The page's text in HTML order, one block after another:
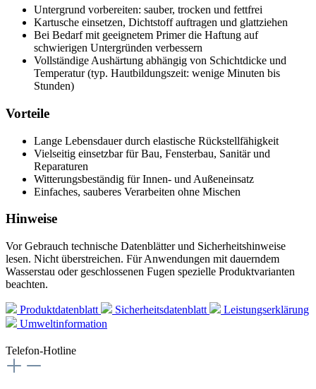
Untergrund vorbereiten: sauber, trocken und fettfrei
Kartusche einsetzen, Dichtstoff auftragen und glattziehen
Bei Bedarf mit geeignetem Primer die Haftung auf
schwierigen Untergründen verbessern
Vollständige Aushärtung abhängig von Schichtdicke und
Temperatur (typ. Hautbildungszeit: wenige Minuten bis
Stunden)
Vorteile
Lange Lebensdauer durch elastische Rückstellfähigkeit
Vielseitig einsetzbar für Bau, Fensterbau, Sanitär und
Reparaturen
Witterungsbeständig für Innen- und Außeneinsatz
Einfaches, sauberes Verarbeiten ohne Mischen
Hinweise
Vor Gebrauch technische Datenblätter und Sicherheitshinweise
lesen. Nicht überstreichen. Für Anwendungen mit dauerndem
Wasserstau oder geschlossenen Fugen spezielle Produktvarianten
beachten.
Produktdatenblatt Sicherheitsdatenblatt
Leistungserklärung
Umweltinformation
Telefon-Hotline